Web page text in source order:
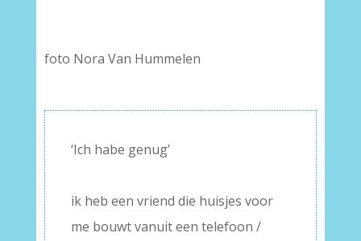
foto Nora Van Hummelen
‘Ich habe genug’
ik heb een vriend die huisjes voor
me bouwt vanuit een telefoon /